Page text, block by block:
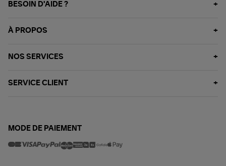
BESOIN D'AIDE ?
À PROPOS
NOS SERVICES
SERVICE CLIENT
MODE DE PAIEMENT